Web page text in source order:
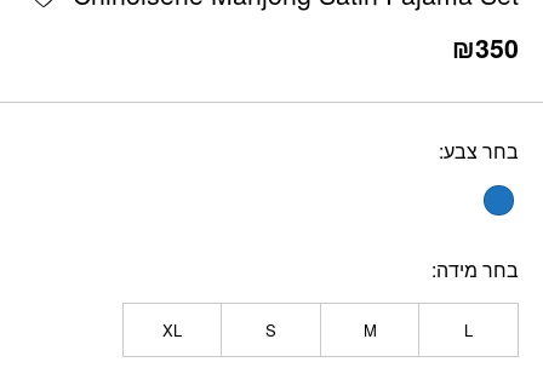
₪350
בחר צבע
בחר מידה
L
M
S
XL